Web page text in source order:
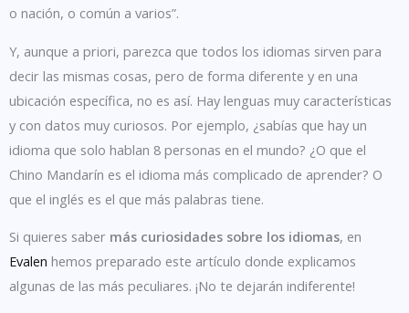
o nación, o común a varios”.
Y, aunque a priori, parezca que todos los idiomas sirven para
decir las mismas cosas, pero de forma diferente y en una
ubicación específica, no es así. Hay lenguas muy características
y con datos muy curiosos. Por ejemplo, ¿sabías que hay un
idioma que solo hablan 8 personas en el mundo? ¿O que el
Chino Mandarín es el idioma más complicado de aprender? O
que el inglés es el que más palabras tiene.
Si quieres saber más curiosidades sobre los idiomas, en
Evalen hemos preparado este artículo donde explicamos
algunas de las más peculiares. ¡No te dejarán indiferente!